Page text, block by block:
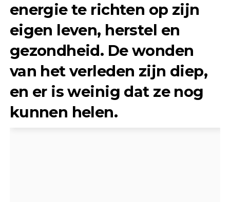
energie te richten op zijn
eigen leven, herstel en
gezondheid. De wonden
van het verleden zijn diep,
en er is weinig dat ze nog
kunnen helen.